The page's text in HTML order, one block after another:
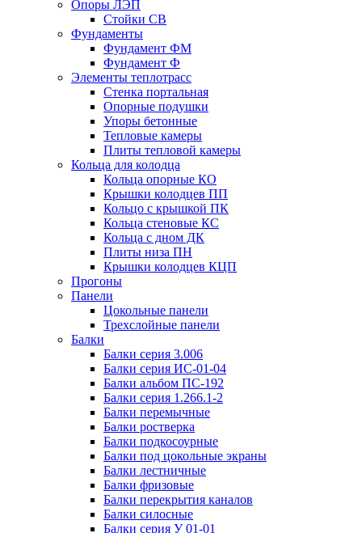
Опоры ЛЭП
Стойки СВ
Фундаменты
Фyндамент ФМ
Фyндамент Ф
Элементы теплотрасс
Стенка портальная
Опорные подушки
Упоры бетонные
Тепловые камеры
Плиты тепловой камеры
Кольца для колодца
Кольца опорные КО
Крышки колодцев ПП
Кольцо с крышкой ПК
Кольца стеновые КС
Кольца с дном ДК
Плиты низа ПН
Крышки колодцев КЦП
Прогоны
Панели
Цокольные панели
Трехслойные панели
Балки
Балки серия 3.006
Балки серия ИС-01-04
Балки альбом ПС-192
Балки серия 1.266.1-2
Балки перемычные
Балки ростверка
Балки подкосоурные
Балки под цокольные экраны
Балки лестничные
Балки фризовые
Балки перекрытия каналов
Балки силосные
Балки серия У 01-01